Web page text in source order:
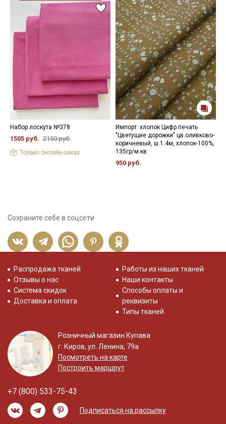
Набор лоскута №378
1505 руб. 2150 руб.
Только онлайн-заказ
Импорт. хлопок Цифр.печать
"Цветущие дорожки" цв.оливково-
коричневый, ш.1.4м, хлопок-100%,
135гр/м.кв
950 руб.
Сохраните себе в соцсети
Распродажа тканей
Отзывы о нас
Система скидок
Доставка и оплата
Работы из наших тканей
Наши контакты
Способы оплаты и
реквизиты
Типы тканей
Розничный магазин Купава
г. Киров, ул. Ленина, 79а
Посмотреть на карте
Построить маршрут
+7 (800) 533-75-43
Подписаться на рассылку